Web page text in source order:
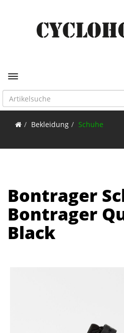
Toggle navigation
Bekleidung Schuhe
Bontrager
Bontrager
Black